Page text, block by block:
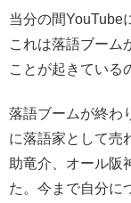
当分の間YouTube
これは落語ブーム
ことが起きている
落語ブームが終わ
に落語家として売
助竜介、オール阪
た。今まで自分に